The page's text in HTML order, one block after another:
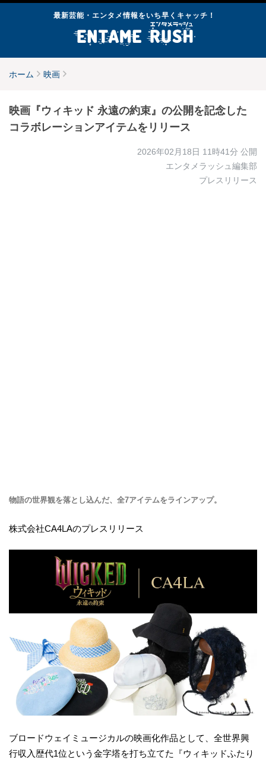
最新芸能・エンタメ情報をいち早くキャッチ！
ホーム 映画
映画『ウィキッド 永遠の約束』の公開を記念した
コラボレーションアイテムをリリース
2026年02月18日 11時41分 公開
エンタメラッシュ編集部
プレスリリース
物語の世界観を落とし込んだ、全7アイテムをラインアップ。
株式会社CA4LAのプレスリリース
ブロードウェイミュージカルの映画化作品として、全世界興
行収入歴代1位という金字塔を打ち立てた『ウィキッドふたり